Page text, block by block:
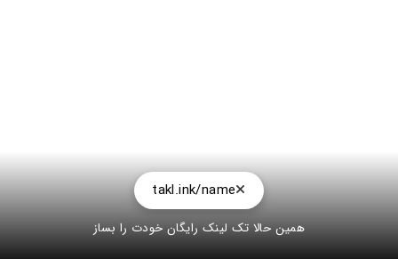
takl.ink/name
همین حالا تک لینک رایگان خودت را بساز